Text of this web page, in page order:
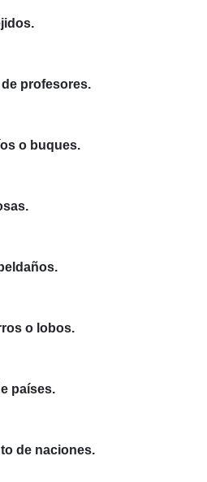
profesores.
o buques.
o lobos.
países.
de naciones.